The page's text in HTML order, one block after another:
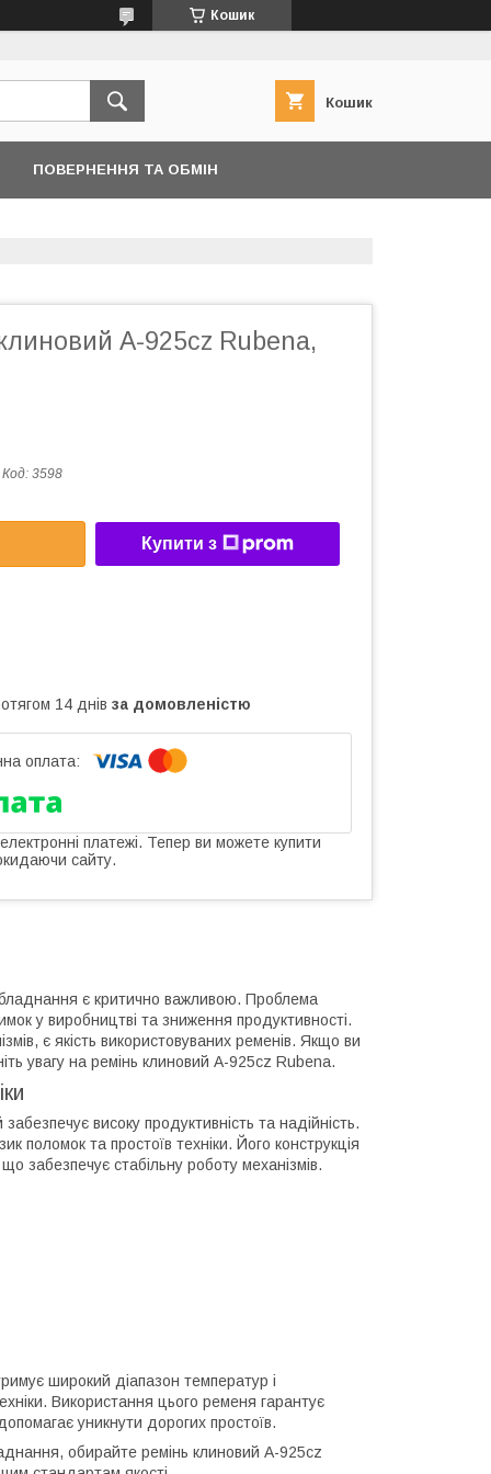
Кошик
Кошик
ПОВЕРНЕННЯ ТА ОБМІН
A-925cz Rubena,
Код: 3598
Купити з
14 днів за домовленістю
платежі. Тепер ви можете купити
сайту.
є критично важливою. Проблема
у виробництві та зниження продуктивності.
є якість використовуваних ременів. Якщо ви
увагу на ремінь клиновий A-925cz Rubena.
високу продуктивність та надійність.
поломок та простоїв техніки. Його конструкція
забезпечує стабільну роботу механізмів.
широкий діапазон температур і
Використання цього ременя гарантує
уникнути дорогих простоїв.
обирайте ремінь клиновий A-925cz